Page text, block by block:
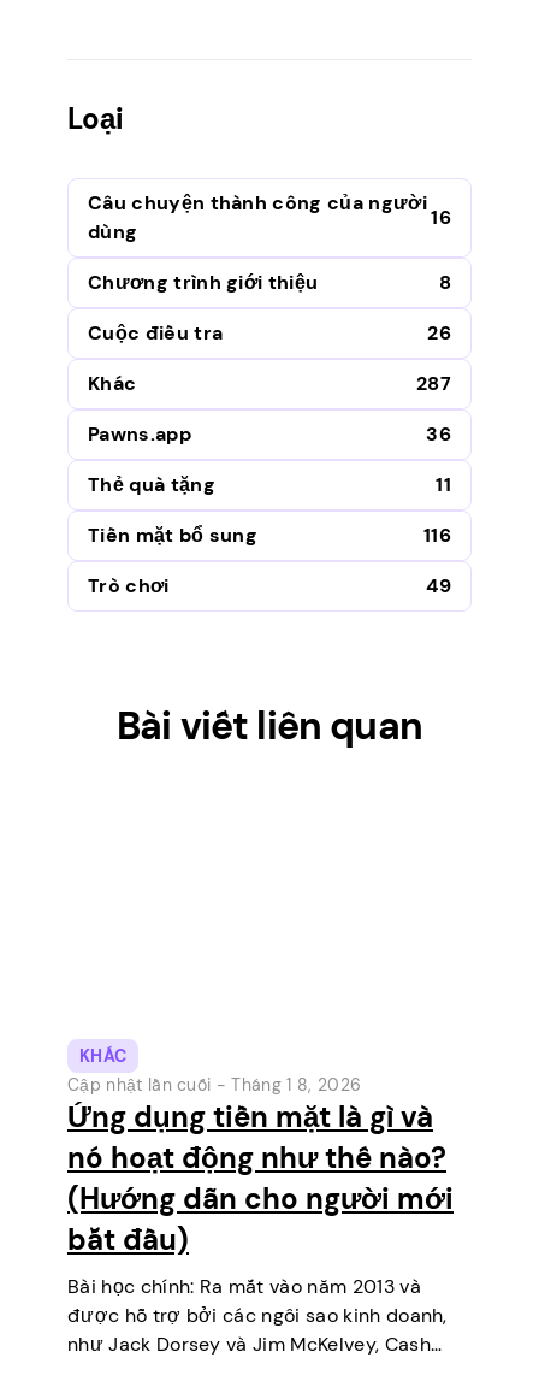
Loại
Câu chuyện thành công của người
dùng
16
Chương trình giới thiệu
8
Cuộc điều tra
26
Khác
287
Pawns.app
36
Thẻ quà tặng
11
Tiền mặt bổ sung
116
Trò chơi
49
Bài viết liên quan
KHÁC
Cập nhật lần cuối -Tháng 1 8, 2026
Ứng dụng tiền mặt là gì và
nó hoạt động như thế nào?
(Hướng dẫn cho người mới
bắt đầu)
Bài học chính: Ra mắt vào năm 2013 và
được hỗ trợ bởi các ngôi sao kinh doanh,
như Jack Dorsey và Jim McKelvey, Cash